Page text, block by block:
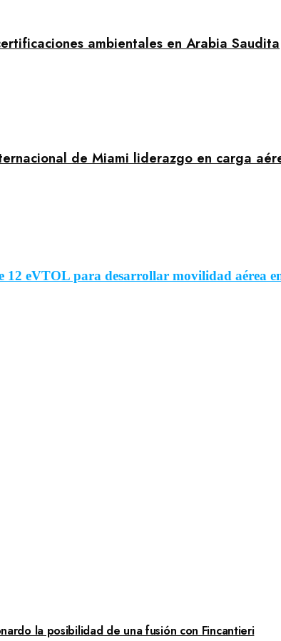
ambientales en Arabia Saudita
de Miami liderazgo en carga
12 eVTOL para desarrollar movilidad aérea
la posibilidad de una fusión con Fincantieri